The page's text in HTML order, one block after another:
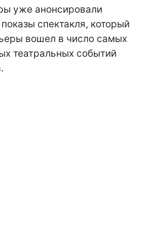
уже анонсировали
спектакля, который
вошел в число самых
театральных событий